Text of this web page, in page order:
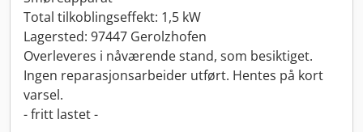
Total tilkoblingseffekt: 1,5 kW
Lagersted: 97447 Gerolzhofen
Overleveres i nåværende stand, som besiktiget.
Ingen reparasjonsarbeider utført. Hentes på kort
varsel.
- fritt lastet -